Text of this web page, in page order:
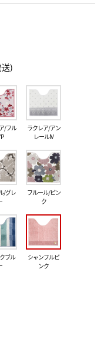
)
/フル
ラクレア/アン
レールIV
/グレ
フルール/ピン
ク
ブル
シャンフルピ
ンク